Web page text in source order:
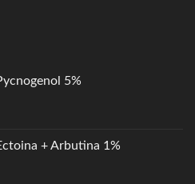
5%
+ Arbutina 1%